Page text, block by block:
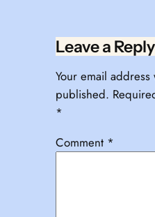
Leave a Reply
Your email
published.
*
Comment *